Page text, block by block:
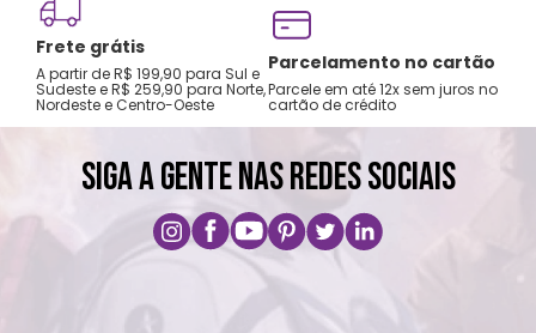
Frete grátis
A partir de R$ 199,90 para Sul e
Sudeste e R$ 259,90 para Norte,
Nordeste e Centro-Oeste
Parcelamento no cartão
Parcele em até 12x sem juros no
cartão de crédito
SIGA A GENTE NAS REDES SOCIAIS